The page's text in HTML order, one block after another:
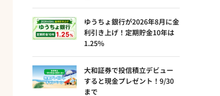
ゆうちょ銀行が2026年8月に金
利引き上げ！定期貯金10年は
1.25%
大和証券で投信積立デビュー
すると現金プレゼント！9/30
まで